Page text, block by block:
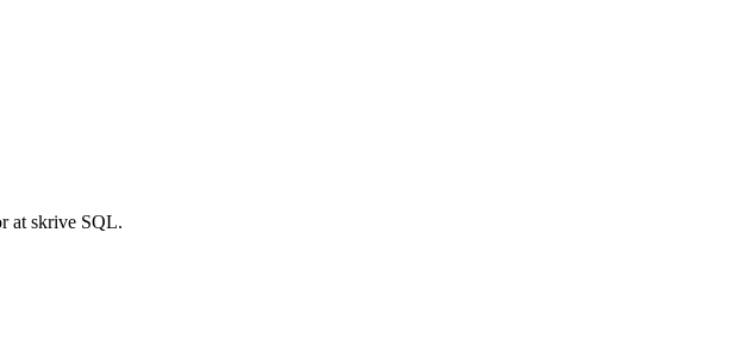
at skrive SQL.